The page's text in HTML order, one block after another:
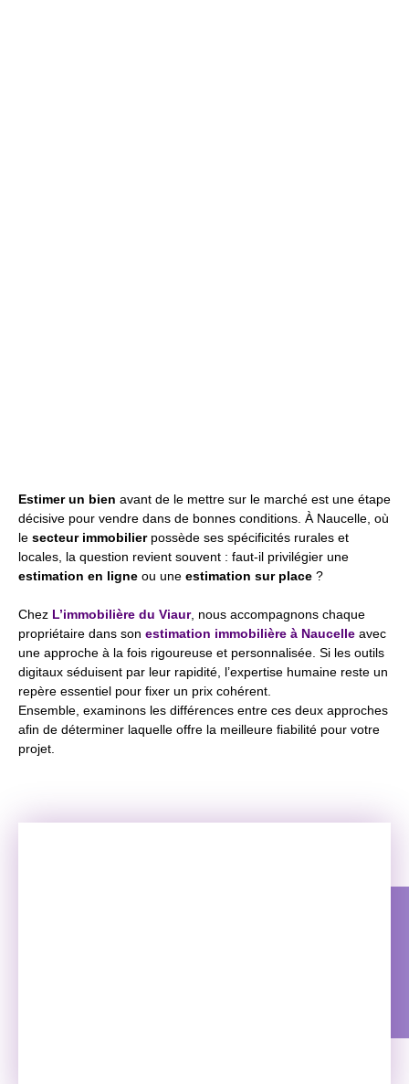
Estimer un bien avant de le mettre sur le marché est une étape
décisive pour vendre dans de bonnes conditions. À Naucelle, où
le secteur immobilierpossède ses spécificités rurales et
locales, la question revient souvent : faut‑il privilégier une
estimation en ligne ou une estimation sur place ?
Chez L’immobilière du Viaur, nous accompagnons chaque
propriétaire dans son estimation immobilière à Naucelle avec
une approche à la fois rigoureuse et personnalisée. Si les outils
digitaux séduisent par leur rapidité, l’expertise humaine reste un
repère essentiel pour fixer un prix cohérent.
Ensemble, examinons les différences entre ces deux approches
afin de déterminer laquelle offre la meilleure fiabilité pour votre
projet.